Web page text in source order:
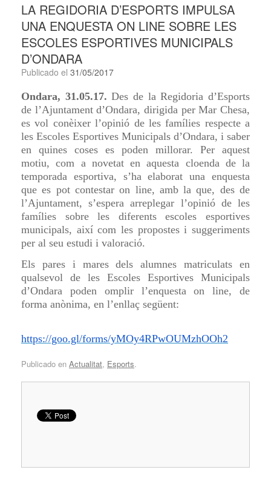
LA REGIDORIA D’ESPORTS IMPULSA
UNA ENQUESTA ON LINE SOBRE LES
ESCOLES ESPORTIVES MUNICIPALS
D’ONDARA
Publicado el 31/05/2017
Ondara, 31.05.17.Des de la Regidoria d’Esports
de l’Ajuntament d’Ondara, dirigida per Mar Chesa,
es vol conèixer l’opinió de les famílies respecte a
les Escoles Esportives Municipals d’Ondara, i saber
en quines coses es poden millorar. Per aquest
motiu, com a novetat en aquesta cloenda de la
temporada esportiva, s’ha elaborat una enquesta
que es pot contestar on line, amb la que, des de
l’Ajuntament, s’espera arreplegar l’opinió de les
famílies sobre les diferents escoles esportives
municipals, així com les propostes i suggeriments
per al seu estudi i valoració.
Els pares i mares dels alumnes matriculats en
qualsevol de les Escoles Esportives Municipals
d’Ondara poden omplir l’enquesta on line, de
forma anònima, en l’enllaç següent:
https://goo.gl/forms/yMOy4RPwOUMzhOOh2
Publicado en Actualitat, Esports.